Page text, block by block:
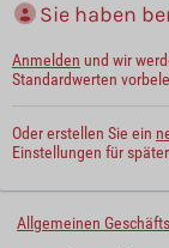
Sie haben
Anmelden und wir
Standardwerten
Oder erstellen Sie ein
Einstellungen für
Allgemeinen